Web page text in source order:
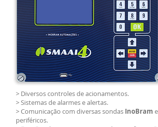
> Diversos controles de acionamentos.
> Sistemas de alarmes e alertas.
> Comunicação com diversas sondas InoBram e
periféricos.